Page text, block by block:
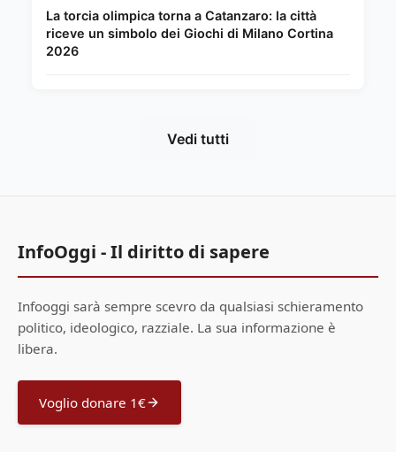
La torcia olimpica torna a Catanzaro: la città
riceve un simbolo dei Giochi di Milano Cortina
2026
Vedi tutti
InfoOggi - Il diritto di sapere
Infooggi sarà sempre scevro da qualsiasi schieramento
politico, ideologico, razziale. La sua informazione è
libera.
Voglio donare 1€